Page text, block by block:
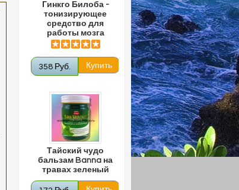
Гинкго Билоба -
тонизирующее
средство для
работы мозга
358 Руб.
Тайский чудо
бальзам Banna на
травах зеленый